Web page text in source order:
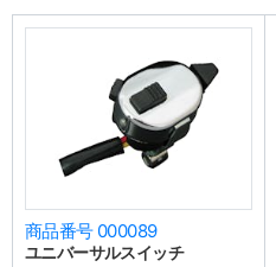
商品番号 000089
ユニバーサルスイッチ